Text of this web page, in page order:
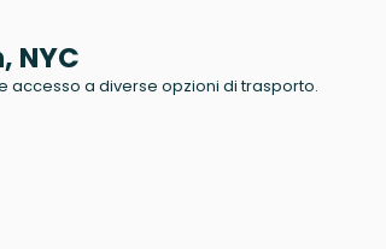
NYC
accesso a diverse opzioni di trasporto.